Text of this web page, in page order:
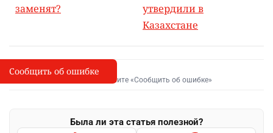
заменят?
утвердили в
Казахстане
I
Сообщить об опечатке
Выделите фрагмент и нажмите «Сообщить об ошибке»
Была ли эта статья полезной?
Сообщить об ошибке